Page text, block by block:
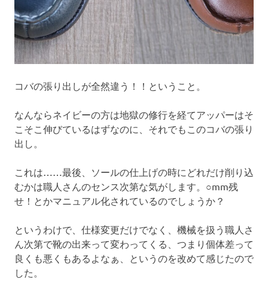
コバの張り出しが全然違う！！ということ。
なんならネイビーの方は地獄の修行を経てアッパーはそ
こそこ伸びているはずなのに、それでもこのコバの張り
出し。
これは……最後、ソールの仕上げの時にどれだけ削り込
むかは職人さんのセンス次第な気がします。○mm残
せ！とかマニュアル化されているのでしょうか？
というわけで、仕様変更だけでなく、機械を扱う職人さ
ん次第で靴の出来って変わってくる、つまり個体差って
良くも悪くもあるよなぁ、というのを改めて感じたので
した。